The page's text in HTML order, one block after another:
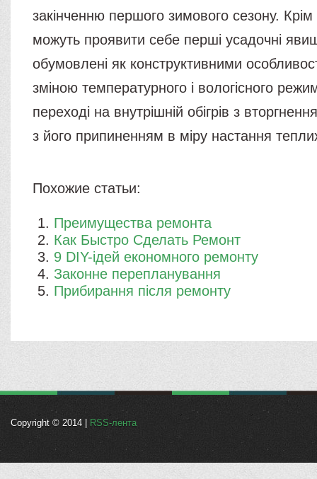
закінченню першого зимового сезону.
можуть проявити себе перші усадочні
обумовлені як конструктивними
зміною температурного і вологісного
переході на внутрішній обігрів з
з його припиненням в міру настання
Похожие статьи:
Преимущества ремонта
Как Быстро Сделать Ремонт
9 DIY-ідей економного ремонту
Законне перепланування
Прибирання після ремонту
Copyright © 2014 | RSS-лента